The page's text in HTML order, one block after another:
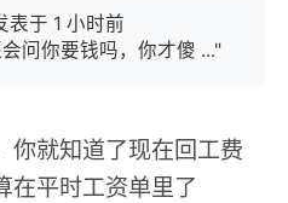
于 1 小时前
问你要钱吗，你才傻 ..."
你就知道了现在回工费
在平时工资单里了